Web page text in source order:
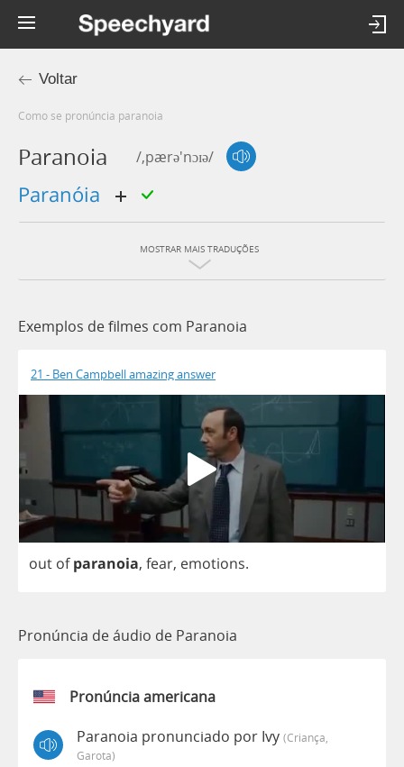
Voltar
Como se pronúncia paranoia
Paranoia /,pærə'nɔɪə/
paranóia
MOSTRAR MAIS TRADUÇÕES
Exemplos de filmes com Paranoia
21 - Ben Campbell amazing answer
out of paranoia, fear, emotions.
Pronúncia de áudio de Paranoia
Pronúncia americana
Paranoia pronunciado por Ivy (criança,
Garota)